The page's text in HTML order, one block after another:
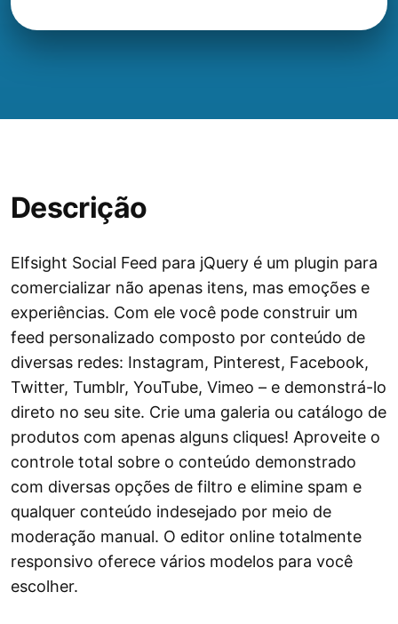
Descrição
Elfsight Social Feed para jQuery é um plugin para
comercializar não apenas itens, mas emoções e
experiências. Com ele você pode construir um
feed personalizado composto por conteúdo de
diversas redes: Instagram, Pinterest, Facebook,
Twitter, Tumblr, YouTube, Vimeo – e demonstrá-lo
direto no seu site. Crie uma galeria ou catálogo de
produtos com apenas alguns cliques! Aproveite o
controle total sobre o conteúdo demonstrado
com diversas opções de filtro e elimine spam e
qualquer conteúdo indesejado por meio de
moderação manual. O editor online totalmente
responsivo oferece vários modelos para você
escolher.